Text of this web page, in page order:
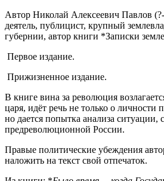
Автор Николай Алексеевич Павлов
деятель, публицист, крупный
губернии, автор книги *Записки
Первое издание.
Прижизненное издание.
В книге вина за революция
царя, идёт речь не только о личности
но дается попытка анализа ситуации,
предреволюционной России.
Правые политические убеждения
наложить на текст свой отпечаток.